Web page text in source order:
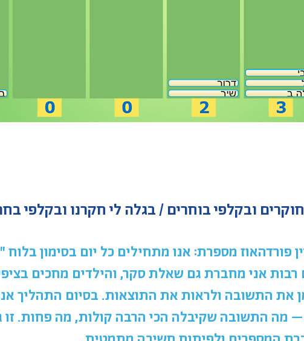
פורדהאוז מספרת: אנו מתחילים כל יום בסימון בלוח
רבות אני מחברת גם שאלת סקר, והילדים מחכים
את התשובה ולראות את התוצאות. בסיום התהליך
מה התשובה שקיבלה הכי הרבה קולות, מה פחות. זו